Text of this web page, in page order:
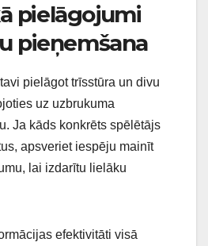
pielāgojumi
pieņemšana
pielāgot trīsstūra un divu
uz uzbrukuma
Ja kāds konkrēts spēlētājs
apsveriet iespēju mainīt
lai izdarītu lielāku
efektivitāti visā